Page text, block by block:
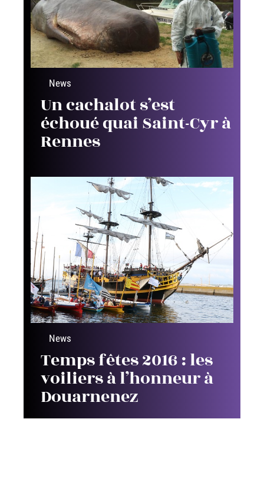
News
Un cachalot s’est
échoué quai Saint-Cyr à
Rennes
News
Temps fêtes 2016 : les
voiliers à l’honneur à
Douarnenez